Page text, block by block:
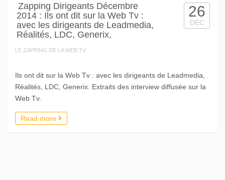
Zapping Dirigeants Décembre
2014 : Ils ont dit sur la Web Tv :
avec les dirigeants de Leadmedia,
Réalités, LDC, Generix,
LE ZAPPING DE LA WEB TV
26
DÉC
Ils ont dit sur la Web Tv : avec les dirigeants de Leadmedia,
Réalités, LDC, Generix. Extraits des interview diffusée sur la
Web Tv.
Read more